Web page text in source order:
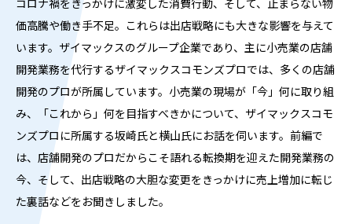
コロナ禍をきっかけに激変した消費行動、そして、止まらない物
価高騰や働き手不足。これらは出店戦略にも大きな影響を与えて
います。ザイマックスのグループ企業であり、主に小売業の店舗
開発業務を代行するザイマックスコモンズプロでは、多くの店舗
開発のプロが所属しています。小売業の現場が「今」何に取り組
み、「これから」何を目指すべきかについて、ザイマックスコモ
ンズプロに所属する坂崎氏と横山氏にお話を伺います。前編で
は、店舗開発のプロだからこそ語れる転換期を迎えた開発業務の
今、そして、出店戦略の大胆な変更をきっかけに売上増加に転じ
た裏話などをお聞きしました。